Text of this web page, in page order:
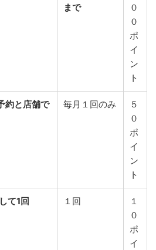
まで
０
０
ポ
イ
ン
ト
約と店舗で
毎月１回のみ
５
０
ポ
イ
ン
ト
て1回
１回
１
０
ポ
イ